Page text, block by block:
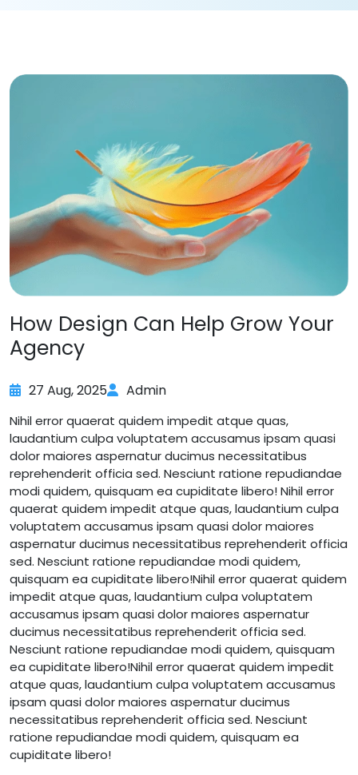
How Design Can Help Grow Your
Agency
27 Aug, 2025 Admin
Nihil error quaerat quidem impedit atque quas,
laudantium culpa voluptatem accusamus ipsam quasi
dolor maiores aspernatur ducimus necessitatibus
reprehenderit officia sed. Nesciunt ratione repudiandae
modi quidem, quisquam ea cupiditate libero! Nihil error
quaerat quidem impedit atque quas, laudantium culpa
voluptatem accusamus ipsam quasi dolor maiores
aspernatur ducimus necessitatibus reprehenderit officia
sed. Nesciunt ratione repudiandae modi quidem,
quisquam ea cupiditate libero!Nihil error quaerat quidem
impedit atque quas, laudantium culpa voluptatem
accusamus ipsam quasi dolor maiores aspernatur
ducimus necessitatibus reprehenderit officia sed.
Nesciunt ratione repudiandae modi quidem, quisquam
ea cupiditate libero!Nihil error quaerat quidem impedit
atque quas, laudantium culpa voluptatem accusamus
ipsam quasi dolor maiores aspernatur ducimus
necessitatibus reprehenderit officia sed. Nesciunt
ratione repudiandae modi quidem, quisquam ea
cupiditate libero!